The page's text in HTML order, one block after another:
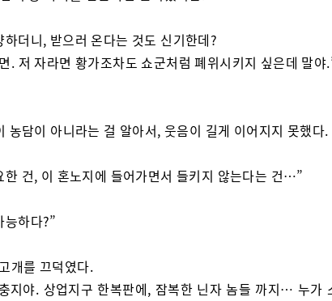
하더니, 받으러 온다는 것도 신기한데?
. 저 자라면 황가조차도 쇼군처럼 폐위시키지 싶은데 말야
농담이 아니라는 걸 알아서, 웃음이 길게 이어지지 못했다.
한 건, 이 혼노지에 들어가면서 들키지 않는다는 건…”
능하다?”
개를 끄덕였다.
지야. 상업지구 한복판에, 잠복한 닌자 놈들 까지… 누가